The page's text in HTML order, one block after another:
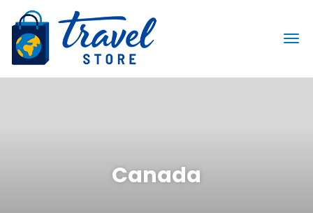
Canada